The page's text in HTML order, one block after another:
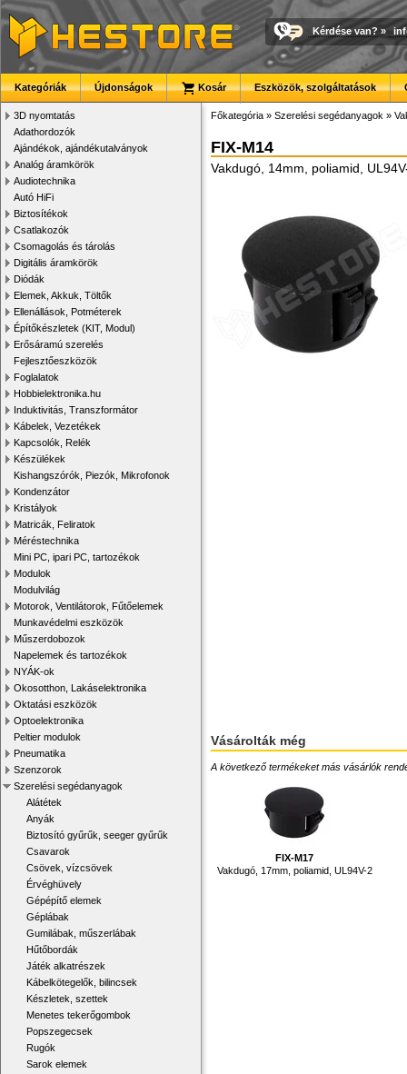
Kérdése van? »
Kategóriák Újdonságok Kosár Eszközök, szolgáltatások
3D nyomtatás
Adathordozók
Ajándékok, ajándékutalványok
Analóg áramkörök
Audiotechnika
Autó HiFi
Biztosítékok
Csatlakozók
Csomagolás és tárolás
Digitális áramkörök
Diódák
Elemek, Akkuk, Töltők
Ellenállások, Potméterek
Építőkészletek (KIT, Modul)
Erősáramú szerelés
Fejlesztőeszközök
Foglalatok
Hobbielektronika.hu
Induktivitás, Transzformátor
Kábelek, Vezetékek
Kapcsolók, Relék
Készülékek
Kishangszórók, Piezók, Mikrofonok
Kondenzátor
Kristályok
Matricák, Feliratok
Méréstechnika
Mini PC, ipari PC, tartozékok
Modulok
Modulvilág
Motorok, Ventilátorok, Fűtőelemek
Munkavédelmi eszközök
Műszerdobozok
Napelemek és tartozékok
NYÁK-ok
Okosotthon, Lakáselektronika
Oktatási eszközök
Optoelektronika
Peltier modulok
Pneumatika
Szenzorok
Szerelési segédanyagok
Alátétek
Anyák
Biztosító gyűrűk, seeger gyűrűk
Csavarok
Csövek, vízcsövek
Érvéghüvely
Gépépítő elemek
Géplábak
Gumilábak, műszerlábak
Hűtőbordák
Játék alkatrészek
Kábelkötegelők, bilincsek
Készletek, szettek
Menetes tekerőgombok
Popszegecsek
Rugók
Sarok elemek
Főkategória » Szerelési segédanyagok »
FIX-M14
Vakdugó, 14mm, poliamid,
Vásárolták még
A következő termékeket más vásárlók
FIX-M17
Vakdugó, 17mm, poliamid, UL94V-2